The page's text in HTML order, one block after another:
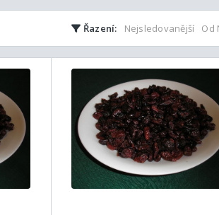
Řazení: Nejsledovanější Od